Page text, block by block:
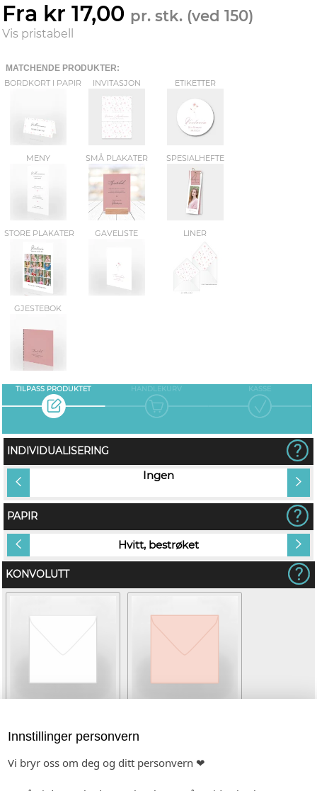
Fra kr 17,00 pr. stk. (ved 150)
Vis pristabell
MATCHENDE PRODUKTER:
BORDKORT I PAPIR
INVITASJON ETIKETTER
MENY SMÅ PLAKATER SPESIALHEFTE
STORE PLAKATER GAVELISTE LINER
GJESTEBOK
TILPASS PRODUKTET HANDLEKURV KASSE
INDIVIDUALISERING
på Ingen
PAPIR
Hvitt, bestrøket
KONVOLUTT
Innstillinger personvern
Vi bryr oss om deg og ditt personvern ❤